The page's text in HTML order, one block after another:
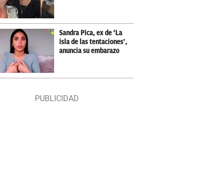
Sandra Pica, ex de ‘La
isla de las tentaciones’,
anuncia su embarazo